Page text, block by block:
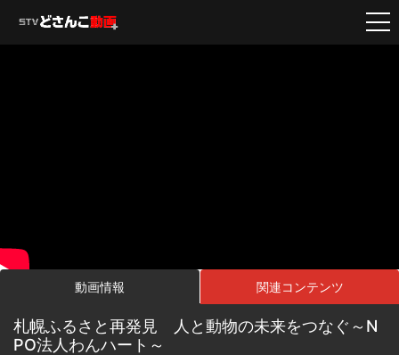
動画情報 関連コンテンツ
札幌ふるさと再発見 人と動物の未来をつなぐ～N
PO法人わんハート～